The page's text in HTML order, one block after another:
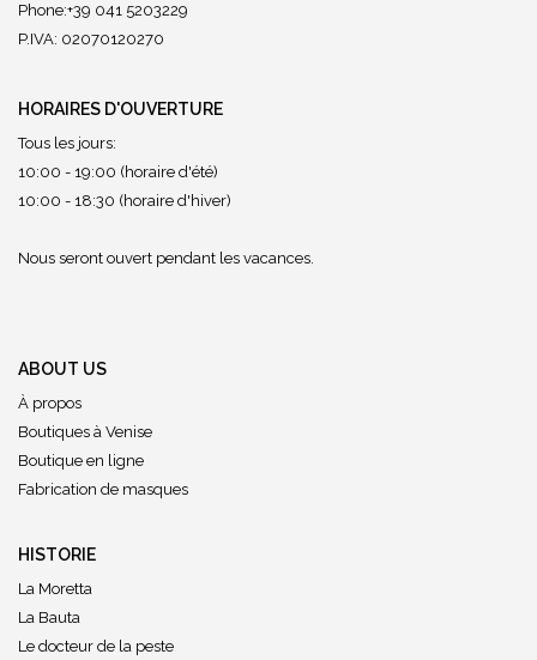
Phone:+39 041 5203229
P.IVA: 02070120270
HORAIRES D'OUVERTURE
Tous les jours:
10:00 - 19:00 (horaire d'été)
10:00 - 18:30 (horaire d'hiver)
Nous seront ouvert pendant les vacances.
ABOUT US
À propos
Boutiques à Venise
Boutique en ligne
Fabrication de masques
HISTORIE
La Moretta
La Bauta
Le docteur de la peste